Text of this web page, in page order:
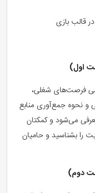
قالب بازی
اول)
فرصت‌های شغلی،
و نحوه جمع‌آوری منابع
می‌شود و کمکتان
را بشناسید و حامیان
دوم)